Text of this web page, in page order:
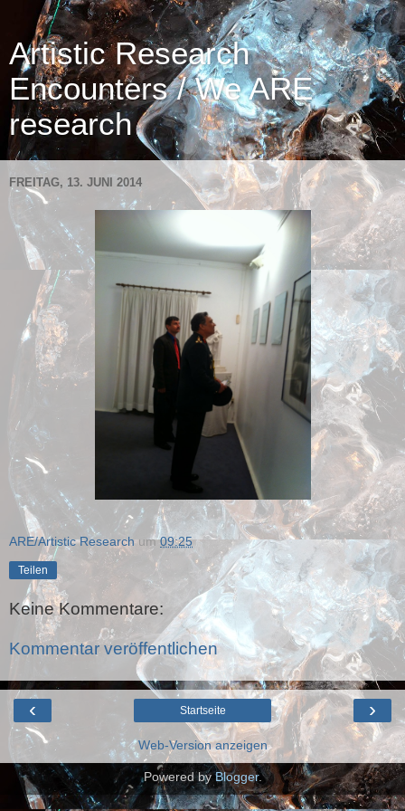
Artistic Research
Encounters / We ARE
research
FREITAG, 13. JUNI 2014
ARE/Artistic Research um09:25
Teilen
Keine Kommentare:
Kommentar veröffentlichen
‹ ›
Startseite
Web-Version anzeigen
Powered byBlogger.